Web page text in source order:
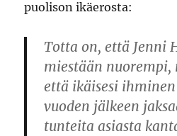
puolison ikäerosta:
Totta on, että Jenni
miestään
että ikäisesi
vuoden jälkeen
tunteita asiasta